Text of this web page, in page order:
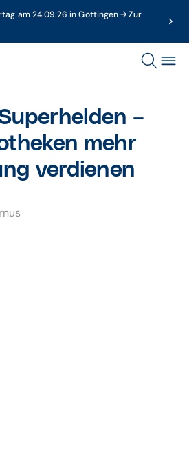
am 24.09.26 in Göttingen → Zur
–
mehr
verdienen